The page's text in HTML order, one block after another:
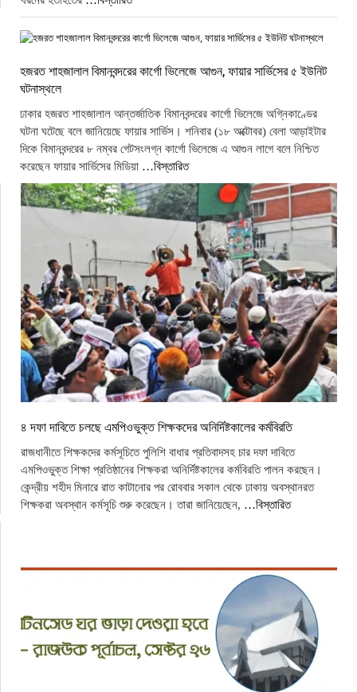
হজরত শাহজালাল বিমানবন্দরের কার্গো ভিলেজে আগুন, ফায়ার সার্ভিসের ৫ ইউনিট
ঘটনাস্থলে
ঢাকার হজরত শাহজালাল আন্তর্জাতিক বিমানবন্দরের কার্গো ভিলেজে অগ্নিকাণ্ডের
ঘটনা ঘটেছে বলে জানিয়েছে ফায়ার সার্ভিস। শনিবার (১৮ অক্টোবর) বেলা আড়াইটার
দিকে বিমানবন্দরের ৮ নম্বর গেটসংলগ্ন কার্গো ভিলেজে এ আগুন লাগে বলে নিশ্চিত
করেছেন ফায়ার সার্ভিসের মিডিয়া …বিস্তারিত
৪ দফা দাবিতে চলছে এমপিওভুক্ত শিক্ষকদের অনির্দিষ্টকালের কর্মবিরতি
রাজধানীতে শিক্ষকদের কর্মসূচিতে পুলিশি বাধার প্রতিবাদসহ চার দফা দাবিতে
এমপিওভুক্ত শিক্ষা প্রতিষ্ঠানের শিক্ষকরা অনির্দিষ্টকালের কর্মবিরতি পালন করছেন।
কেন্দ্রীয় শহীদ মিনারে রাত কাটানোর পর রোববার সকাল থেকে ঢাকায় অবস্থানরত
শিক্ষকরা অবস্থান কর্মসূচি শুরু করেছেন। তারা জানিয়েছেন, …বিস্তারিত